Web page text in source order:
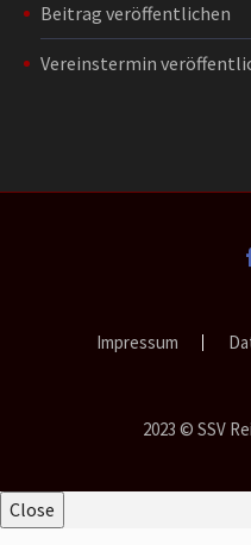
Beitrag veröffentlichen
Vereinstermin
Impressum
2023 © SSV
Close